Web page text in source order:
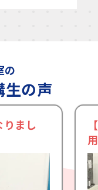
もって取り組
の
生の声
まし